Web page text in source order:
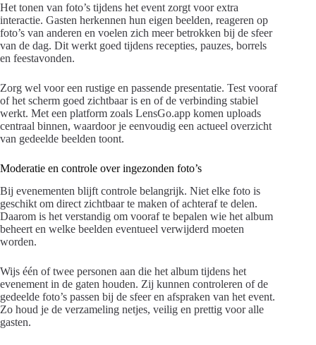
Het tonen van foto’s tijdens het event zorgt voor extra
interactie. Gasten herkennen hun eigen beelden, reageren op
foto’s van anderen en voelen zich meer betrokken bij de sfeer
van de dag. Dit werkt goed tijdens recepties, pauzes, borrels
en feestavonden.
Zorg wel voor een rustige en passende presentatie. Test vooraf
of het scherm goed zichtbaar is en of de verbinding stabiel
werkt. Met een platform zoals LensGo.app komen uploads
centraal binnen, waardoor je eenvoudig een actueel overzicht
van gedeelde beelden toont.
Moderatie en controle over ingezonden foto’s
Bij evenementen blijft controle belangrijk. Niet elke foto is
geschikt om direct zichtbaar te maken of achteraf te delen.
Daarom is het verstandig om vooraf te bepalen wie het album
beheert en welke beelden eventueel verwijderd moeten
worden.
Wijs één of twee personen aan die het album tijdens het
evenement in de gaten houden. Zij kunnen controleren of de
gedeelde foto’s passen bij de sfeer en afspraken van het event.
Zo houd je de verzameling netjes, veilig en prettig voor alle
gasten.